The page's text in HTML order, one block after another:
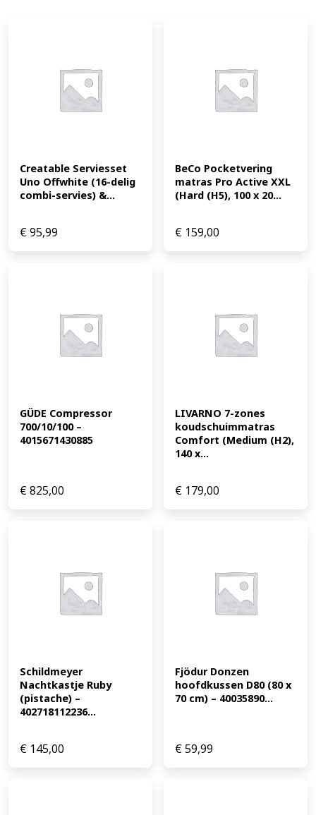
Creatable Serviesset
Uno Offwhite (16-delig
combi-servies) &...
€95,99
BeCo Pocketvering
matras Pro Active XXL
(Hard (H5), 100 x 20...
€ 159,00
GÜDE Compressor
700/10/100 –
4015671430885
€825,00
LIVARNO 7-zones
koudschuimmatras
Comfort (Medium (H2),
140 x...
€ 179,00
Schildmeyer
Nachtkastje Ruby
(pistache) –
402718112236...
€ 145,00
Fjödur Donzen
hoofdkussen D80 (80 x
70 cm) – 40035890...
€59,99